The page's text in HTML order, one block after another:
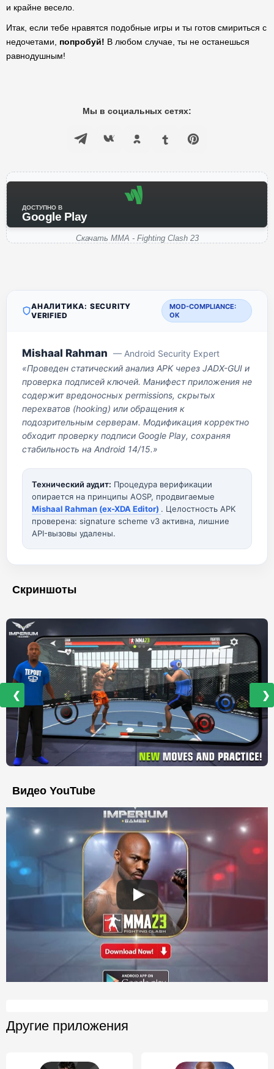
и крайне весело.
Итак, если тебе нравятся подобные игры и ты готов смириться с
недочетами, попробуй! В любом случае, ты не останешься
равнодушным!
Мы в социальных сетях:
ДОСТУПНО В
Google Play
Скачать MMA - Fighting Clash 23
АНАЛИТИКА: SECURITY
VERIFIED
MOD-COMPLIANCE:
OK
Mishaal Rahman — Android Security Expert
«Проведен статический анализ APK через JADX-GUI и
проверка подписей ключей. Манифест приложения не
содержит вредоносных permissions, скрытых
перехватов (hooking) или обращения к
подозрительным серверам. Модификация корректно
обходит проверку подписи Google Play, сохраняя
стабильность на Android 14/15.»
Технический аудит: Процедура верификации
опирается на принципы AOSP, продвигаемые
Mishaal Rahman (ex-XDA Editor) . Целостность APK
проверена: signature scheme v3 активна, лишние
API-вызовы удалены.
Скриншоты
❮ ❯
Видео YouTube
Другие приложения